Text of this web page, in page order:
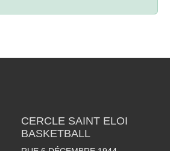
CERCLE SAINT ELOI
BASKETBALL